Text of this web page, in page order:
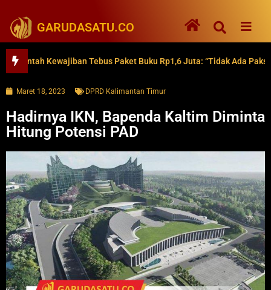
GARUDASATU.CO
Kewajiban Tebus Paket Buku Rp1,6 Juta: “Tidak Ada Paksaan”
Maret 18, 2023 DPRD Kalimantan Timur
Hadirnya IKN, Bapenda Kaltim Diminta
Hitung Potensi PAD